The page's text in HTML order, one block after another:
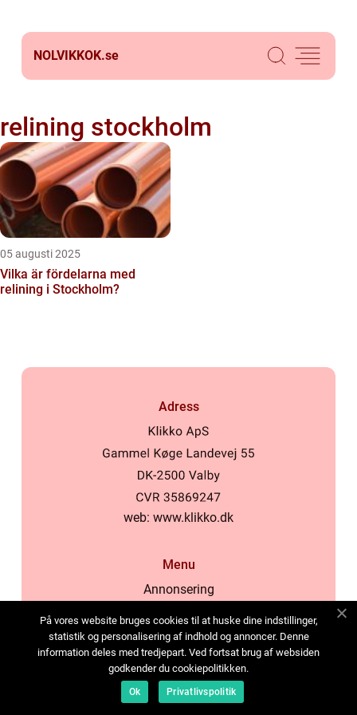
NOLVIKKOK.se
relining stockholm
05 augusti 2025
Vilka är fördelarna med
relining i Stockholm?
Adress
web: www.klikko.dk
Menu
Annonsering
Cookies
Kontakta oss
Sitemap
På vores website bruges cookies til at huske dine indstillinger,
statistik og personalisering af indhold og annoncer. Denne
information deles med tredjepart. Ved fortsat brug af websiden
godkender du cookiepolitikken.
Ok Privatlivspolitik